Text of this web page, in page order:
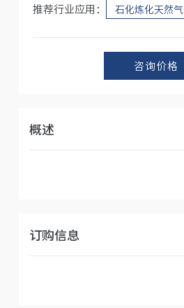
推荐行业应用： 石化炼化天然气
咨询价格
概述
订购信息